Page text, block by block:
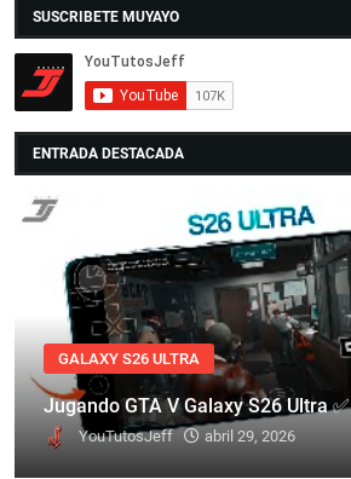
SUSCRIBETE MUYAYO
ENTRADA DESTACADA
GALAXY S26 ULTRA
Jugando GTA V Galaxy S26 Ultra ✅
YouTutosJeff abril 29, 2026